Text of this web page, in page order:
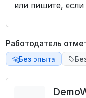
или пишите,
Работодатель
Без опыта